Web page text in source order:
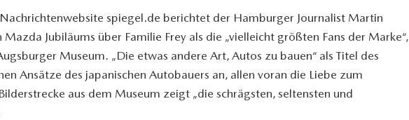
spiegel.de berichtet der Hamburger Journalist Martin
Jubiläums über Familie Frey als die „vielleicht größten Fans der Marke“,
Museum. „Die etwas andere Art, Autos zu bauen“ als Titel des
Ansätze des japanischen Autobauers an, allen voran die Liebe zum
aus dem Museum zeigt „die schrägsten, seltensten und